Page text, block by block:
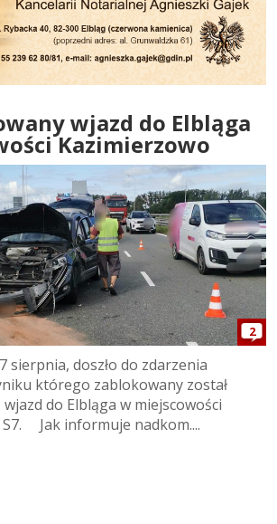
wjazd do Elbląga
Kazimierzowo
2
sierpnia, doszło do zdarzenia
którego zablokowany został
do Elbląga w miejscowości
Jak informuje nadkom....